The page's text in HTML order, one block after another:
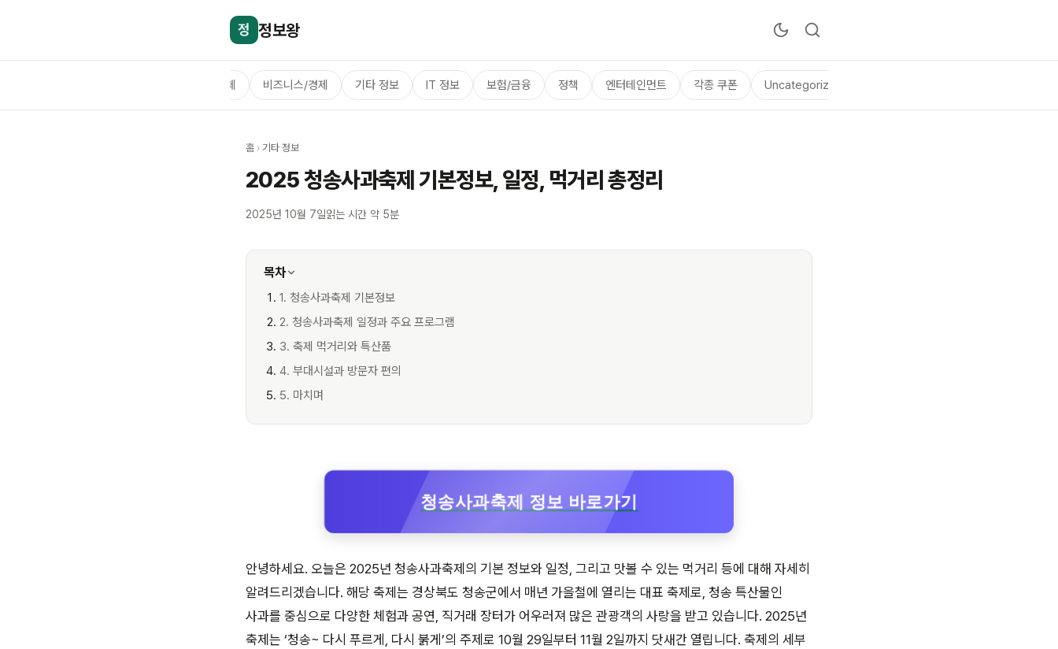
정 정보왕
전체 비즈니스/경제 기타 정보 IT 정보 보험/금융 정책 엔터테인먼트 각종 쿠폰 Uncategorized
홈 › 기타 정보
2025 청송사과축제 기본정보, 일정, 먹거리 총정리
2025년 10월 7일읽는 시간 약 5분
목차
1. 청송사과축제 기본정보
2. 청송사과축제 일정과 주요 프로그램
3. 축제 먹거리와 특산품
4. 부대시설과 방문자 편의
5. 마치며
청송사과축제 정보 바로가기
안녕하세요. 오늘은 2025년 청송사과축제의 기본 정보와 일정, 그리고 맛볼 수 있는 먹거리 등에 대해 자세히
알려드리겠습니다. 해당 축제는 경상북도 청송군에서 매년 가을철에 열리는 대표 축제로, 청송 특산물인
사과를 중심으로 다양한 체험과 공연, 직거래 장터가 어우러져 많은 관광객의 사랑을 받고 있습니다. 2025년
축제는 ‘청송~ 다시 푸르게, 다시 붉게’의 주제로 10월 29일부터 11월 2일까지 닷새간 열립니다. 축제의 세부